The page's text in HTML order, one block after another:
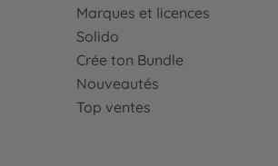
Marques et licences
Solido
Crée ton Bundle
Nouveautés
Top ventes